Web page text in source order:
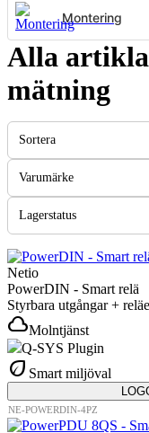
Montering
Alla
mätning
Sortera
Varumärke
Lagerstatus
Netio
PowerDIN - Smart relä
Styrbara utgångar +
cloudMolntjänst
Q-SYS Plugin
eco Smart miljöval
NE-POWERDIN-4PZ